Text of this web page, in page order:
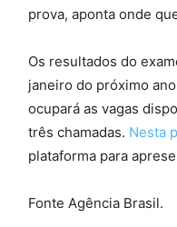
prova, aponta onde
Os resultados do
janeiro do próximo
ocupará as vagas
três chamadas. Nesta
plataforma para
Fonte Agência Brasil.